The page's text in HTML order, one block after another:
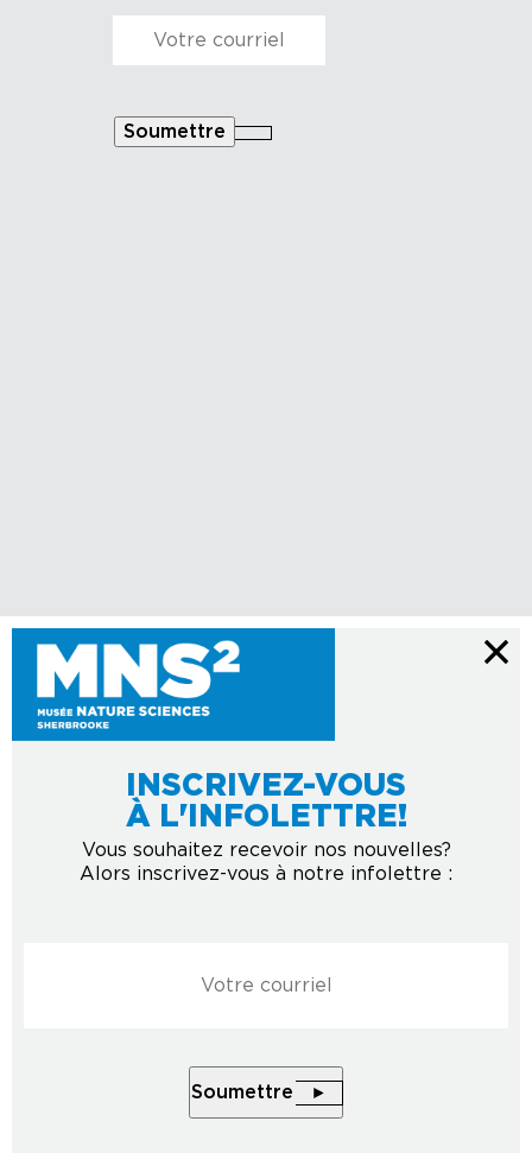
INSCRIVEZ-VOUS
À L'INFOLETTRE!
Vous souhaitez recevoir nos nouvelles?
Alors inscrivez-vous à notre infolettre :
Soumettre
Courriel *
Soumettre